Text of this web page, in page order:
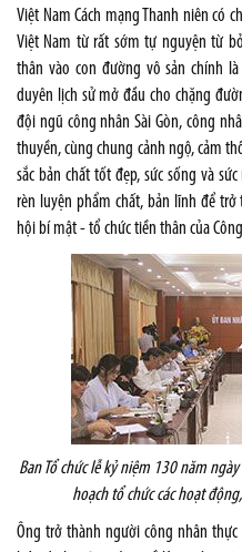
Việt Nam Cách mạng Thanh niên có
Việt Nam từ rất sớm tự nguyện từ
thân vào con đường vô sản chính
duyên lịch sử mở đầu cho chặng
đội ngũ công nhân Sài Gòn, công
thuyền, cùng chung cảnh ngộ, cảm
sắc bản chất tốt đẹp, sức sống và
rèn luyện phẩm chất, bản lĩnh để
hội bí mật - tổ chức tiền thân của
Ban Tổ chức lễ kỷ niệm 130 năm
hoạch tổ chức các hoạt
Ông trở thành người công nhân